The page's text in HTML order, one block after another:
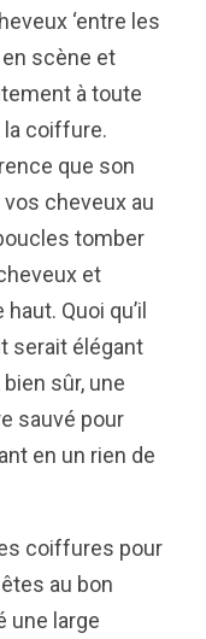
‘entre les
scène et
à toute
la coiffure.
que son
cheveux au
tomber
et
Quoi qu’il
serait élégant
sûr, une
sauvé pour
en un rien de
coiffures pour
au bon
une large